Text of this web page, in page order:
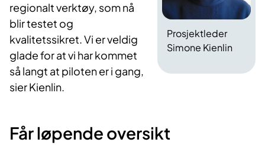
Prosjektleder
Simone Kienlin
regionalt verktøy, som nå
blir testet og
kvalitetssikret. Vi er veldig
glade for at vi har kommet
så langt at piloten er i gang,
sier Kienlin.
Får løpende oversikt